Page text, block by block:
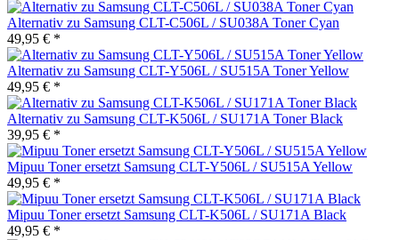
Alternativ zu Samsung CLT-C506L / SU038A Toner Cyan
49,95 € *
Alternativ zu Samsung CLT-Y506L / SU515A Toner Yellow
49,95 € *
Alternativ zu Samsung CLT-K506L / SU171A Toner Black
39,95 € *
Mipuu Toner ersetzt Samsung CLT-Y506L / SU515A Yellow
49,95 € *
Mipuu Toner ersetzt Samsung CLT-K506L / SU171A Black
49,95 € *